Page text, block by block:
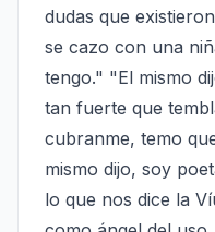
dudas que
se cazo con una
tengo." "El mismo
tan fuerte que
cubranme, temo
mismo dijo, soy
lo que nos dice la